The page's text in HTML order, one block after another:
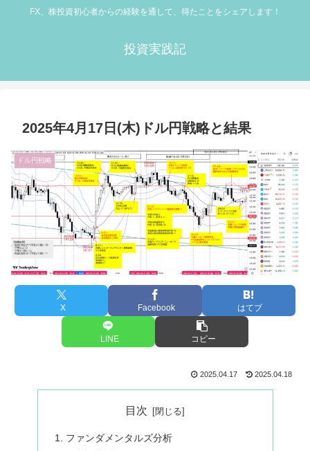
FX、株投資初心者からの経験を通して、得たことをシェアします！
投資実践記
2025年4月17日(木)ドル円戦略と結果
ドル円戦略
X Facebook はてブ
LINE コピー
2025.04.17 2025.04.18
目次
ファンダメンタルズ分析